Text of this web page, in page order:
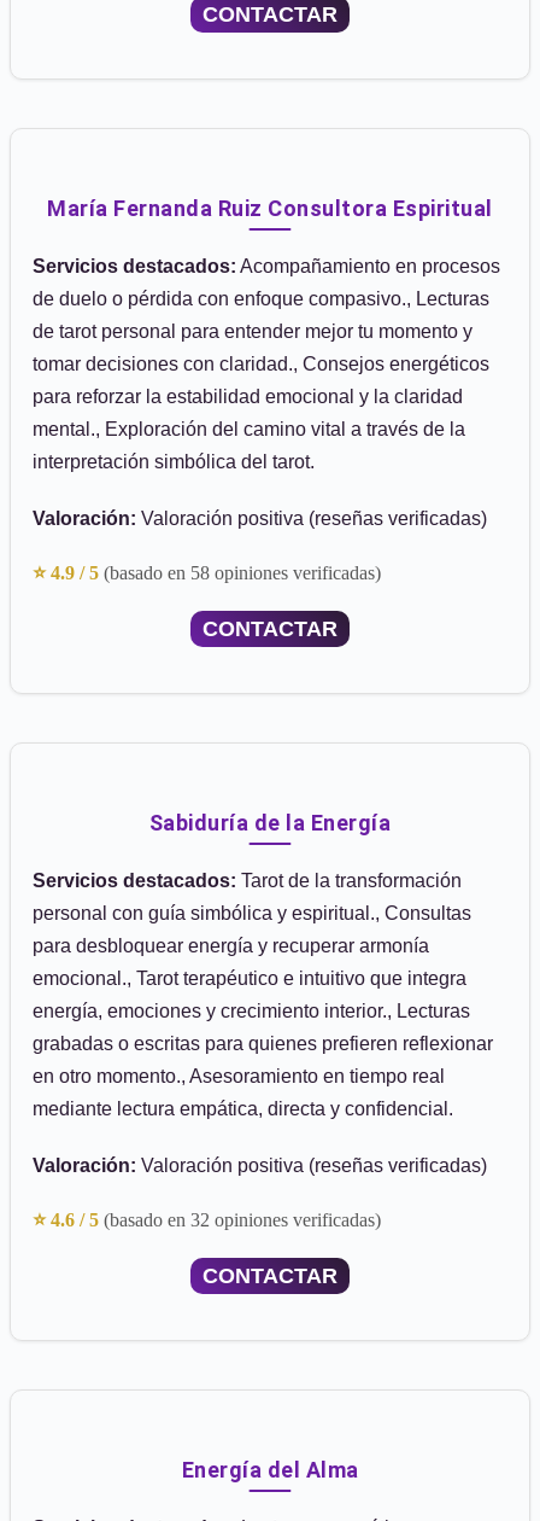
CONTACTAR
María Fernanda Ruiz Consultora Espiritual
Servicios destacados: Acompañamiento en procesos
de duelo o pérdida con enfoque compasivo., Lecturas
de tarot personal para entender mejor tu momento y
tomar decisiones con claridad., Consejos energéticos
para reforzar la estabilidad emocional y la claridad
mental., Exploración del camino vital a través de la
interpretación simbólica del tarot.
Valoración: Valoración positiva (reseñas verificadas)
⭐ 4.9 / 5 (basado en 58 opiniones verificadas)
CONTACTAR
Sabiduría de la Energía
Servicios destacados: Tarot de la transformación
personal con guía simbólica y espiritual., Consultas
para desbloquear energía y recuperar armonía
emocional., Tarot terapéutico e intuitivo que integra
energía, emociones y crecimiento interior., Lecturas
grabadas o escritas para quienes prefieren reflexionar
en otro momento., Asesoramiento en tiempo real
mediante lectura empática, directa y confidencial.
Valoración: Valoración positiva (reseñas verificadas)
⭐ 4.6 / 5 (basado en 32 opiniones verificadas)
CONTACTAR
Energía del Alma